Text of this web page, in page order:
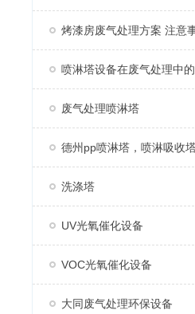
烤漆房废气处理方案 注意
喷淋塔设备在废气处理中
废气处理喷淋塔
德州pp喷淋塔，喷淋吸收
洗涤塔
UV光氧催化设备
VOC光氧催化设备
大同废气处理环保设备